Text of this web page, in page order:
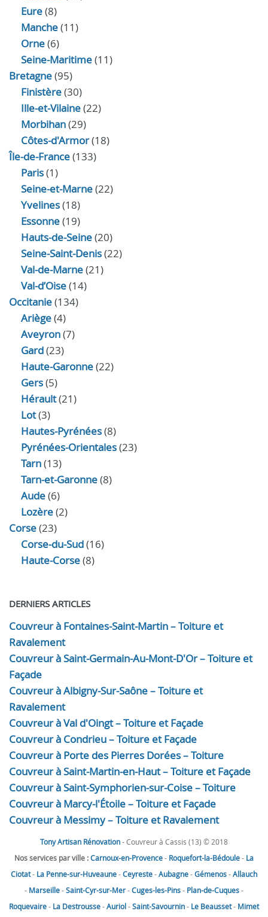
Eure(8)
Manche(11)
Orne(6)
Seine-Maritime(11)
Bretagne(95)
Finistère(30)
Ille-et-Vilaine(22)
Morbihan(29)
Côtes-d'Armor(18)
Île-de-France(133)
Paris(1)
Seine-et-Marne(22)
Yvelines(18)
Essonne(19)
Hauts-de-Seine(20)
Seine-Saint-Denis(22)
Val-de-Marne(21)
Val-d’Oise(14)
Occitanie(134)
Ariège(4)
Aveyron(7)
Gard(23)
Haute-Garonne(22)
Gers(5)
Hérault(21)
Lot(3)
Hautes-Pyrénées(8)
Pyrénées-Orientales(23)
Tarn(13)
Tarn-et-Garonne(8)
Aude(6)
Lozère(2)
Corse(23)
Corse-du-Sud(16)
Haute-Corse(8)
DERNIERS ARTICLES
Couvreur à Fontaines-Saint-Martin – Toiture et
Ravalement
Couvreur à Saint-Germain-Au-Mont-D'Or – Toiture et
Façade
Couvreur à Albigny-Sur-Saône – Toiture et
Ravalement
Couvreur à Val d'Oingt – Toiture et Façade
Couvreur à Condrieu – Toiture et Façade
Couvreur à Porte des Pierres Dorées – Toiture
Couvreur à Saint-Martin-en-Haut – Toiture et Façade
Couvreur à Saint-Symphorien-sur-Coise – Toiture
Couvreur à Marcy-l'Étoile – Toiture et Façade
Couvreur à Messimy – Toiture et Ravalement
Tony Artisan Rénovation- Couvreur à Cassis (13) © 2018
Nos services par ville :Carnoux-en-Provence- Roquefort-la-Bédoule- La
Ciotat- La Penne-sur-Huveaune-Ceyreste-Aubagne-Gémenos-Allauch
- Marseille-Saint-Cyr-sur-Mer-Cuges-les-Pins- Plan-de-Cuques-
Roquevaire- La Destrousse-Auriol-Saint-Savournin- Le Beausset- Mimet